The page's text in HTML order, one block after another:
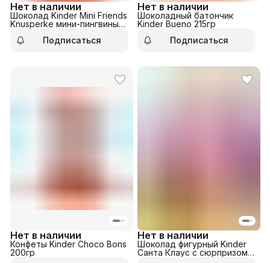
Нет в наличии
Шоколад Kinder Mini Friends
Knusperke мини-пингвины
Подписаться
Нет в наличии
Шоколадный батончик
Kinder Bueno 215гр
Подписаться
Нет в наличии
Конфеты Kinder Choco Bons
200гр
Нет в наличии
Шоколад фигурный Kinder
Санта Клаус с сюрпризом